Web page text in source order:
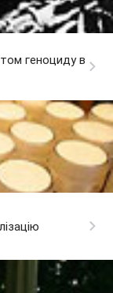
геноциду в